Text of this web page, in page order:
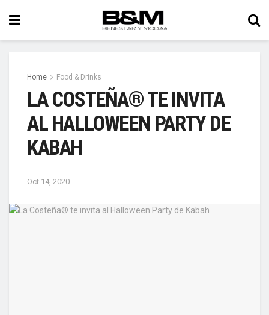
Home Food & Drinks
LA COSTEÑA® TE INVITA
AL HALLOWEEN PARTY DE
KABAH
Oct 14, 2020